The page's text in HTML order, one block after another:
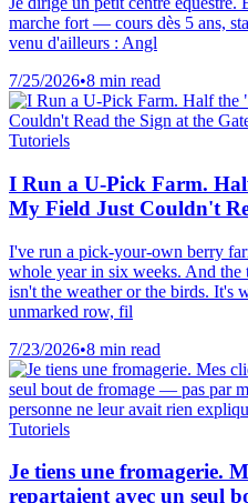
marche fort — cours dès 5 ans,
venu d'ailleurs : Angl
7/25/2026•8 min read
Tutoriels
I Run a U-Pick Farm.
My Field Just Couldn't
I've run a pick-your-own berry
whole year in six weeks. And
isn't the weather or the birds. It's
unmarked row, fil
7/23/2026•8 min read
Tutoriels
Je tiens une fromagerie.
repartaient avec un seul